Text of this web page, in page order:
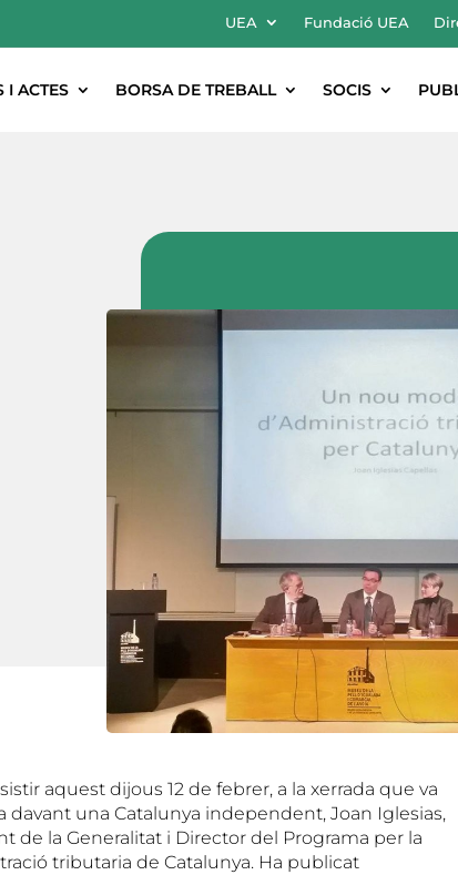
UEA Fundació UEA
I ACTES BORSA DE TREBALL SOCIS
aquest dijous 12 de febrer, a la xerrada que va
una Catalunya independent, Joan Iglesias,
de la Generalitat i Director del Programa per la
tributaria de Catalunya. Ha publicat